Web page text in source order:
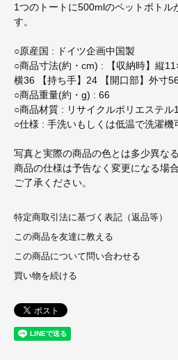
1つのトートに500mlのペットボトル
す。
○原産国 : ドイツ企画中国製
○商品寸法(約・cm) : 【収納時】縦
横36 【持ち手】24 【開口部】外寸
○商品重量(約・g) : 66
○商品材質 : リサイクルポリエステ
○仕様 : 手洗いもしくは低温で洗濯
写真と実際の商品の色とは多少異な
商品の仕様は予告なく変更になる場
ご了承ください。
特定商取引法に基づく表記（返品等）
この商品を友達に教える
この商品について問い合わせる
買い物を続ける